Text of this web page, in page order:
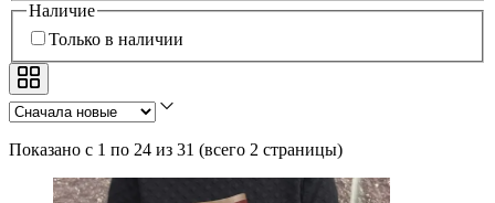
Наличие
Только в наличии
Показано с 1 по 24 из 31 (всего 2 страницы)